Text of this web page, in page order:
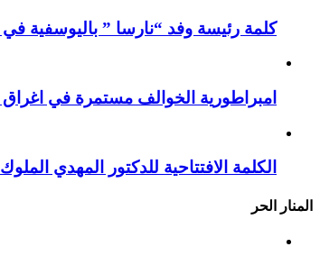
كلمة رئيسة وفد “نارسا ” باليوسفية
امبراطورية الخوالف مستمرة في
الكلمة الافتتاحية للدكتور المهدي
المنار الحر